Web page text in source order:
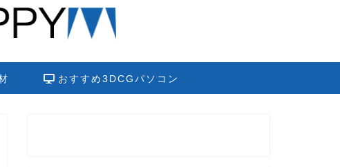
おすすめ3DCGパソコン